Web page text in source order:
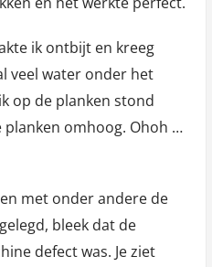
ik ontbijt en kreeg
veel water onder het
op de planken stond
omhoog. Ohoh …
met onder andere de
bleek dat de
defect was. Je ziet